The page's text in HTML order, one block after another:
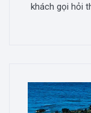
khách gọi hỏi